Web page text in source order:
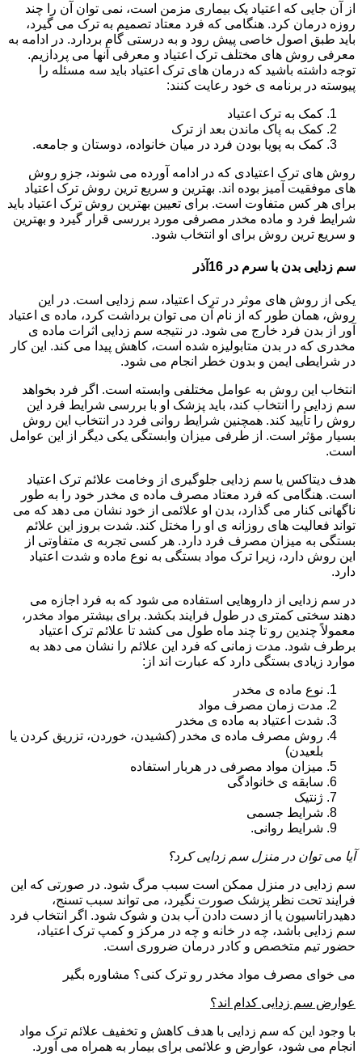
از آن جایی که اعتیاد یک بیماری مزمن است، نمی توان آن را چند
روزه درمان کرد. هنگامی که فرد معتاد تصمیم به ترک می گیرد،
باید طبق اصول خاصی پیش رود و به درستی گام بردارد. در ادامه به
معرفی روش های مختلف ترک اعتیاد و معرفی آنها می پردازیم.
توجه داشته باشید که درمان های ترک اعتیاد باید سه مسئله را
پیوسته در برنامه ی خود رعایت کنند:
کمک به ترک اعتیاد
کمک به پاک ماندن بعد از ترک
کمک به پویا بودن فرد در میان خانواده، دوستان و جامعه.
روش های ترک اعتیادی که در ادامه آورده می شوند، جزو روش
های موفقیت آمیز بوده اند. بهترین و سریع ترین روش ترک اعتیاد
برای هر کس متفاوت است. برای تعیین بهترین روش ترک اعتیاد باید
شرایط فرد و ماده مخدر مصرفی مورد بررسی قرار گیرد و بهترین
و سریع ترین روش برای او انتخاب شود.
سم زدایی بدن با سرم در 16آذر
یکی از روش های موثر در ترک اعتیاد، سم زدایی است. در این
روش، همان طور که از نام آن می توان برداشت کرد، ماده ی اعتیاد
آور از بدن فرد خارج می شود. در نتیجه سم زدایی اثرات ماده ی
مخدری که در بدن متابولیزه شده است، کاهش پیدا می کند. این کار
در شرایطی ایمن و بدون خطر انجام می شود.
انتخاب این روش به عوامل مختلفی وابسته است. اگر فرد بخواهد
سم زدایی را انتخاب کند، باید پزشک او با بررسی شرایط فرد این
روش را تأیید کند. همچنین شرایط روانی فرد در انتخاب این روش
بسیار مؤثر است. از طرفی میزان وابستگی یکی دیگر از این عوامل
است.
هدف دیتاکس یا سم زدایی جلوگیری از وخامت علائم ترک اعتیاد
است. هنگامی که فرد معتاد مصرف ماده ی مخدر خود را به طور
ناگهانی کنار می گذارد، بدن او علائمی از خود نشان می دهد که می
تواند فعالیت های روزانه ی او را مختل کند. شدت بروز این علائم
بستگی به میزان مصرف فرد دارد. هر کسی تجربه ی متفاوتی از
این روش دارد، زیرا ترک مواد بستگی به نوع ماده و شدت اعتیاد
دارد.
در سم زدایی از داروهایی استفاده می شود که به فرد اجازه می
دهند سختی کمتری در طول فرایند بکشد. برای بیشتر مواد مخدر،
معمولاً چندین رو تا چند ماه طول می کشد تا علائم ترک اعتیاد
برطرف شود. مدت زمانی که فرد این علائم را نشان می دهد به
موارد زیادی بستگی دارد که عبارت اند از:
نوع ماده ی مخدر
مدت زمان مصرف مواد
شدت اعتیاد به ماده ی مخدر
روش مصرف ماده ی مخدر (کشیدن، خوردن، تزریق کردن یا
بلعیدن)
میزان مواد مصرفی در هربار استفاده
سابقه ی خانوادگی
ژنتیک
شرایط جسمی
شرایط روانی.
آیا می توان در منزل سم زدایی کرد؟
سم زدایی در منزل ممکن است سبب مرگ شود. در صورتی که این
فرایند تحت نظر پزشک صورت نگیرد، می تواند سبب تسنج،
دهیدراتاسیون یا از دست دادن آب بدن و شوک شود. اگر انتخاب فرد
سم زدایی باشد، چه در خانه و چه در مرکز و کمپ ترک اعتیاد،
حضور تیم متخصص و کادر درمان ضروری است.
می خوای مصرف مواد مخدر رو ترک کنی؟ مشاوره بگیر
عوارض سم زدایی کدام اند؟
با وجود این که سم زدایی با هدف کاهش و تخفیف علائم ترک مواد
انجام می شود، عوارض و علائمی برای بیمار به همراه می آورد.